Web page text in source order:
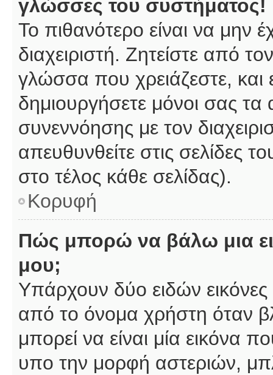
γλώσσες του συστήματος!
Το πιθανότερο είναι να μην
διαχειριστή. Ζητείστε από
γλώσσα που χρειάζεστε, και
δημιουργήσετε μόνοι σας
συνεννόησης με τον
απευθυνθείτε στις
στο τέλος κάθε σελίδας).
Κορυφή
Πώς μπορώ να βάλω μια
μου;
Υπάρχουν δύο ειδών
από το όνομα χρήστη όταν
μπορεί να είναι μία εικόνα
υπο την μορφή αστεριών,